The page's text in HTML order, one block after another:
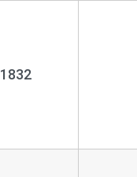
1832